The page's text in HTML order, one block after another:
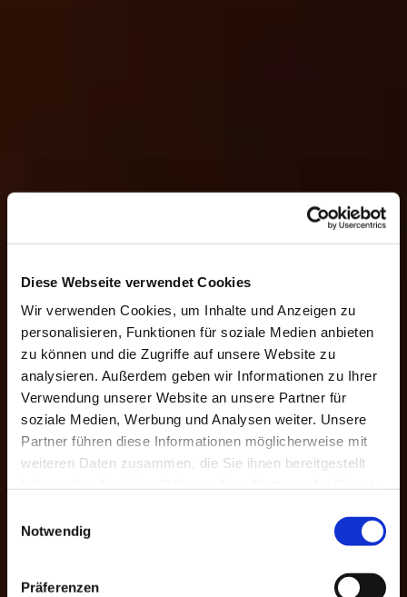
Diese Webseite verwendet Cookies
Wir verwenden Cookies, um Inhalte und Anzeigen zu
personalisieren, Funktionen für soziale Medien anbieten
zu können und die Zugriffe auf unsere Website zu
analysieren. Außerdem geben wir Informationen zu Ihrer
Verwendung unserer Website an unsere Partner für
soziale Medien, Werbung und Analysen weiter. Unsere
Partner führen diese Informationen möglicherweise mit
weiteren Daten zusammen, die Sie ihnen bereitgestellt
Notwendig
Präferenzen